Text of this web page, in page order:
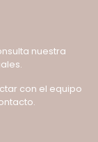
nuestra
con el equipo